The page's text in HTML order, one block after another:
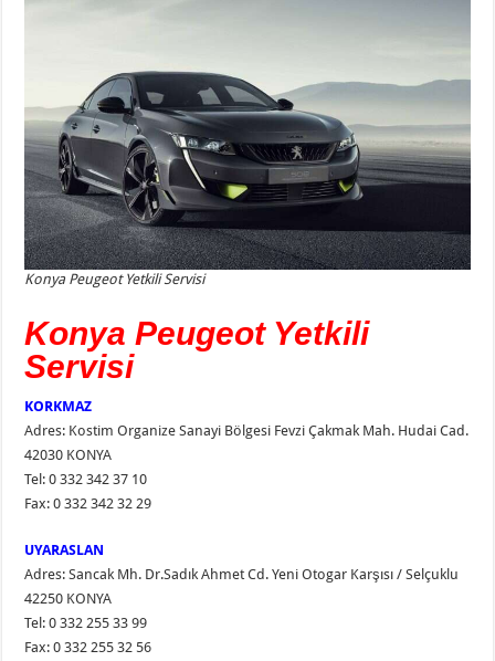
Konya Peugeot Yetkili Servisi
Konya Peugeot Yetkili
Servisi
KORKMAZ
Adres: Kostim Organize Sanayi Bölgesi Fevzi Çakmak Mah. Hudai Cad.
42030 KONYA
Tel: 0 332 342 37 10
Fax: 0 332 342 32 29
UYARASLAN
Adres: Sancak Mh. Dr.Sadık Ahmet Cd. Yeni Otogar Karşısı / Selçuklu
42250 KONYA
Tel: 0 332 255 33 99
Fax: 0 332 255 32 56